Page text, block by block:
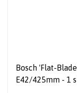
Bosch 'Flat-
E42/425mm - 1